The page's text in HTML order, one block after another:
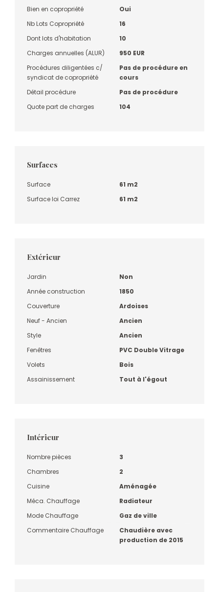
Bien en copropriété
Oui
Nb Lots Copropriété
16
Dont lots d'habitation
10
Charges annuelles (ALUR)
950 EUR
Procédures diligentées c/
syndicat de copropriété
Pas de procédure en
cours
Détail procédure
Pas de procédure
Quote part de charges
104
Surfaces
Surface
61 m2
Surface loi Carrez
61 m2
Extérieur
Jardin
Non
Année construction
1850
Couverture
Ardoises
Neuf - Ancien
Ancien
Style
Ancien
Fenêtres
PVC Double Vitrage
Volets
Bois
Assainissement
Tout à l'égout
Intérieur
Nombre pièces
3
Chambres
2
Cuisine
Aménagée
Méca. Chauffage
Radiateur
Mode Chauffage
Gaz de ville
Commentaire Chauffage
Chaudière avec
production de 2015